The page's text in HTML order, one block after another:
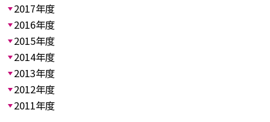
2017年度
2016年度
2015年度
2014年度
2013年度
2012年度
2011年度